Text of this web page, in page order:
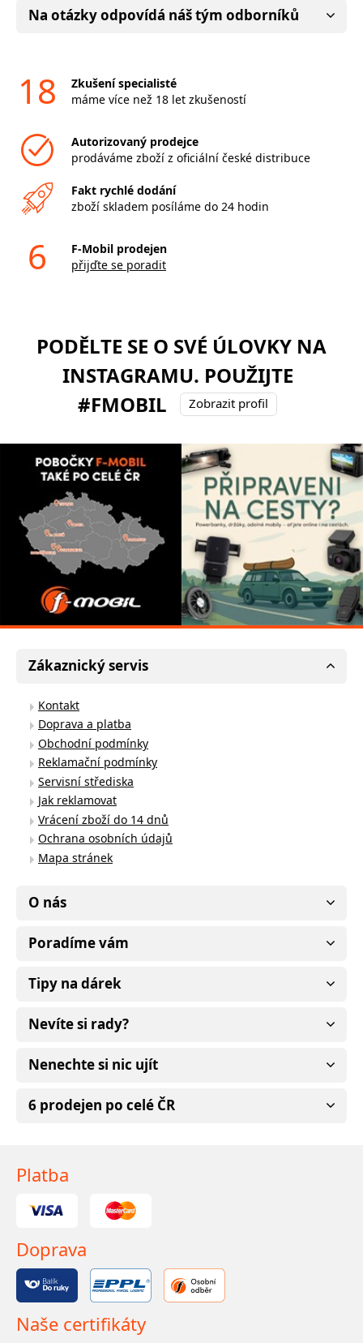
Na otázky odpovídá náš tým odborníků
18
Zkušení specialisté
máme více než 18 let zkušeností
Autorizovaný prodejce
prodáváme zboží z oficiální české distribuce
Fakt rychlé dodání
zboží skladem posíláme do 24 hodin
6
F-Mobil prodejen
přijďte se poradit
PODĚLTE SE O SVÉ ÚLOVKY NA
INSTAGRAMU. POUŽIJTE
#FMOBIL
Zobrazit profil
Zákaznický servis
Kontakt
Doprava a platba
Obchodní podmínky
Reklamační podmínky
Servisní střediska
Jak reklamovat
Vrácení zboží do 14 dnů
Ochrana osobních údajů
Mapa stránek
O nás
Poradíme vám
Tipy na dárek
Nevíte si rady?
Nenechte si nic ujít
6 prodejen po celé ČR
Platba
Doprava
Naše certifikáty